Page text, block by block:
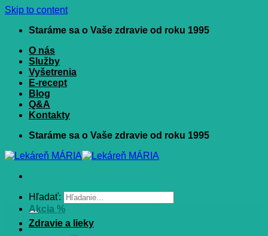
Skip to content
Staráme sa o Vaše zdravie od roku 1995
O nás
Služby
Vyšetrenia
E-recept
Blog
Q&A
Kontakty
Staráme sa o Vaše zdravie od roku 1995
Hľadať:
Akcia %
Zdravie a lieky